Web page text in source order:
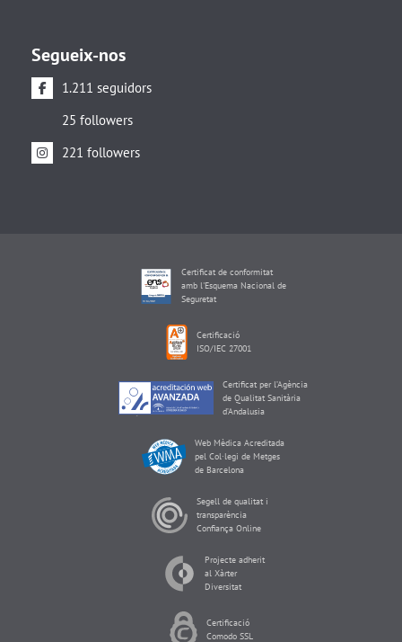
Segueix-nos
1.211 seguidors
25 followers
221 followers
Certificat de conformitat
amb l'Esquema Nacional de
Seguretat
Certificació
ISO/IEC 27001
Certificat per l’Agència
de Qualitat Sanitària
d’Andalusia
Web Mèdica Acreditada
pel Col·legi de Metges
de Barcelona
Segell de qualitat i
transparència
Confiança Online
Projecte adherit
al Xàrter
Diversitat
Certificació
Comodo SSL